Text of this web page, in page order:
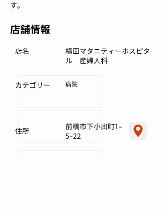
す。
店舗情報
横田マタニティーホスピタ
ル 産婦人科
店名
病院
カテゴリー
前橋市下小出町1-
5-22
住所